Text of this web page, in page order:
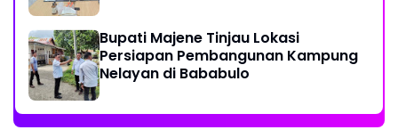
Bupati Majene Tinjau Lokasi
Persiapan Pembangunan Kampung
Nelayan di Bababulo